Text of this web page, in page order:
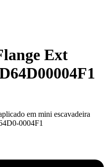
Ext
em mini escavadeira
0004F1